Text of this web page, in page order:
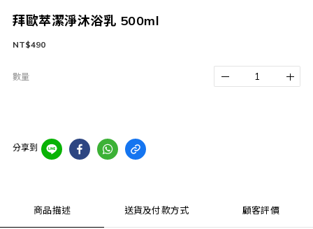
拜歐萃潔淨沐浴乳 500ml
NT$490
數量
分享到
商品描述 送貨及付款方式 顧客評價